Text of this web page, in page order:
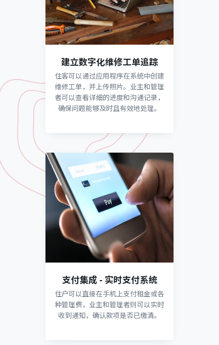
建立数字化维修工单追踪
住客可以通过应用程序在系统中创建
维修工单，并上传照片。业主和管理
者可以查看详细的进度和沟通记录，
确保问题能够及时且有效地处理。
支付集成 - 实时支付系统
住户可以直接在手机上支付租金或各
种管理费，业主和管理者则可以实时
收到通知，确认款项是否已缴清。